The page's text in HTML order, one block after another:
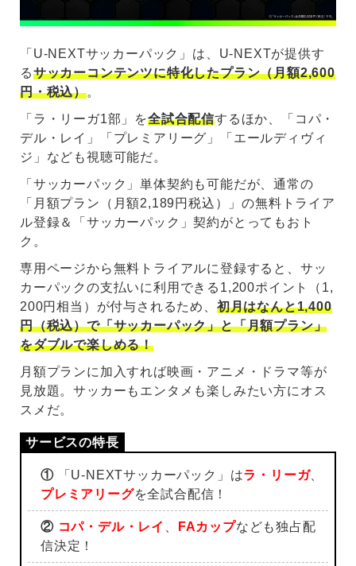
「U-NEXTサッカーパック」は、U-NEXTが提供す
るサッカーコンテンツに特化したプラン（月額2,600
円・税込）。
「ラ・リーガ1部」を全試合配信するほか、「コパ・
デル・レイ」「プレミアリーグ」「エールディヴィ
ジ」なども視聴可能だ。
「サッカーパック」単体契約も可能だが、通常の
「月額プラン（月額2,189円税込）」の無料トライア
ル登録＆「サッカーパック」契約がとってもおト
ク。
専用ページから無料トライアルに登録すると、サッ
カーパックの支払いに利用できる1,200ポイント（1,
200円相当）が付与されるため、 初月はなんと1,400
円（税込）で「サッカーパック」と「月額プラン」
をダブルで楽しめる！
月額プランに加入すれば映画・アニメ・ドラマ等が
見放題。サッカーもエンタメも楽しみたい方にオス
スメだ。
①「U-NEXTサッカーパック」はラ・リーガ、
プレミアリーグを全試合配信！
② コパ・デル・レイ FAカップなども独占配
信決定！